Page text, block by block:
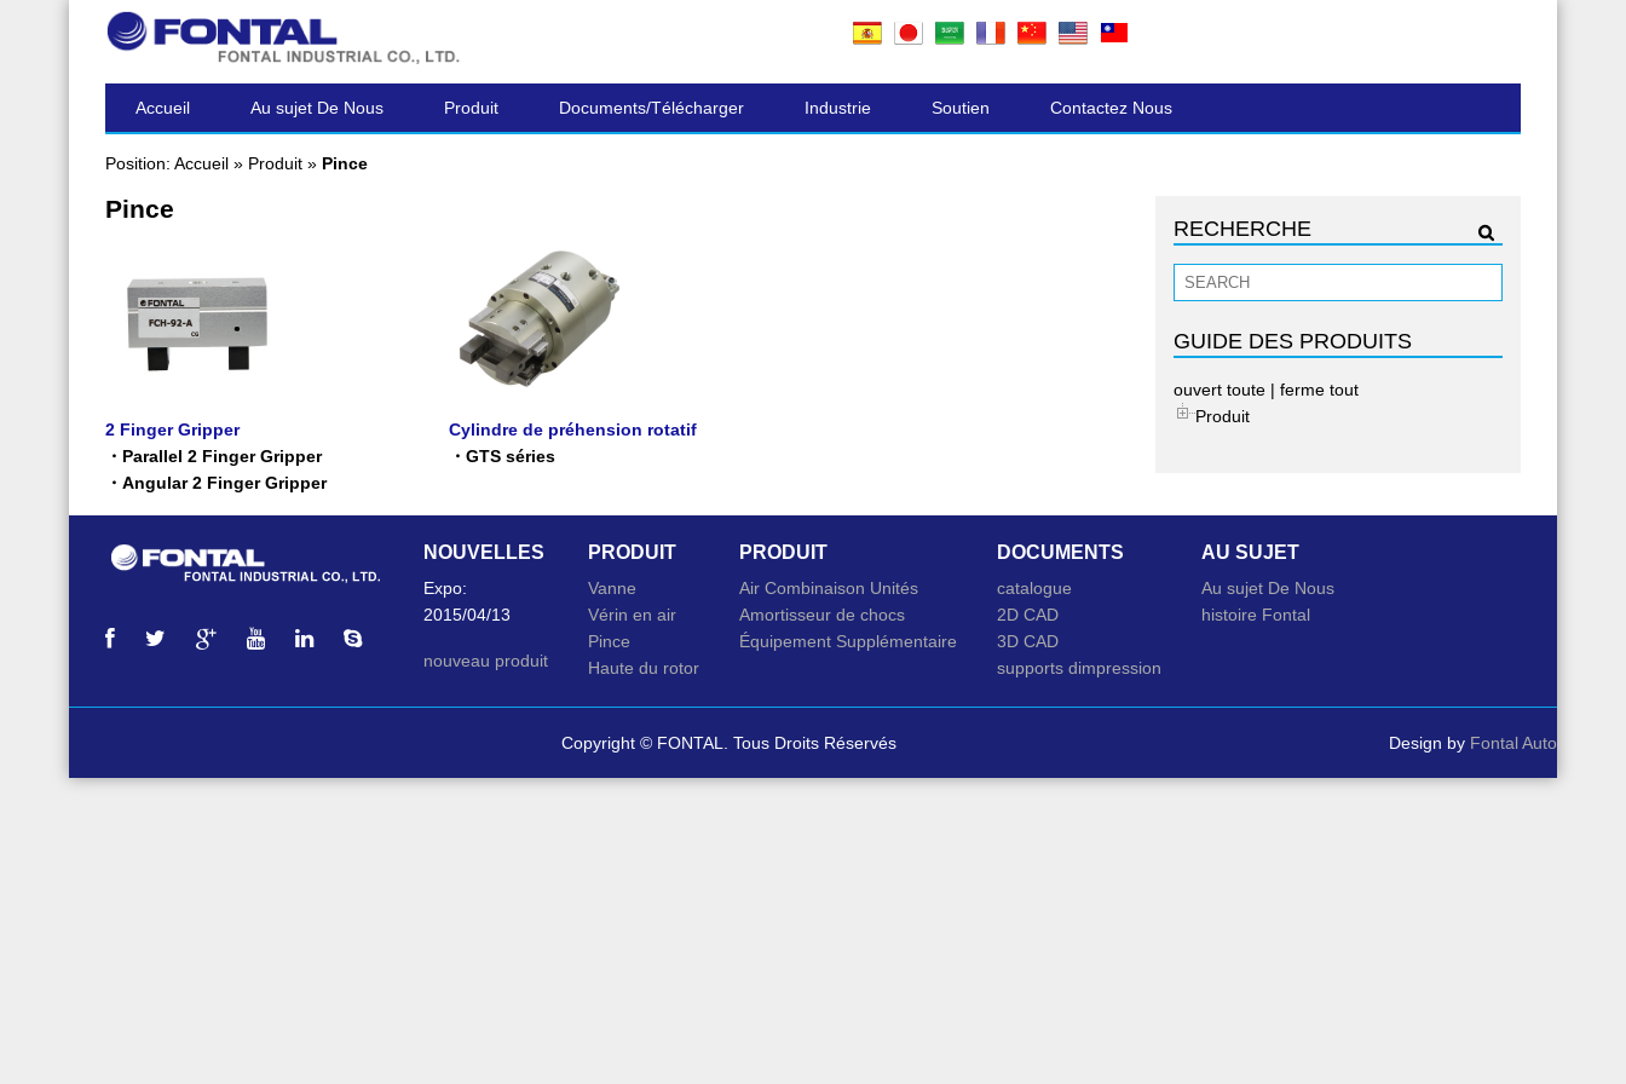
Accueil Au sujet De Nous Produit Documents/Télécharger Industrie Soutien Contactez Nous
Position: Accueil » Produit » Pince
Pince
2 Finger Gripper
・ Parallel 2 Finger Gripper
・ Angular 2 Finger Gripper
Cylindre de préhension rotatif
・GTS séries
RECHERCHE
GUIDE DES PRODUITS
ouvert toute |ferme tout
Produit
NOUVELLES
Expo:
2015/04/13
nouveau produit
PRODUIT
Vanne
Vérin en air
Pince
Haute du rotor
PRODUIT
Air Combinaison Unités
Amortisseur de chocs
Équipement Supplémentaire
DOCUMENTS
catalogue
2D CAD
3D CAD
supports dimpression
AU SUJET
Au sujet De Nous
histoire Fontal
Design by Fontal Auto
Copyright © FONTAL. Tous Droits Réservés